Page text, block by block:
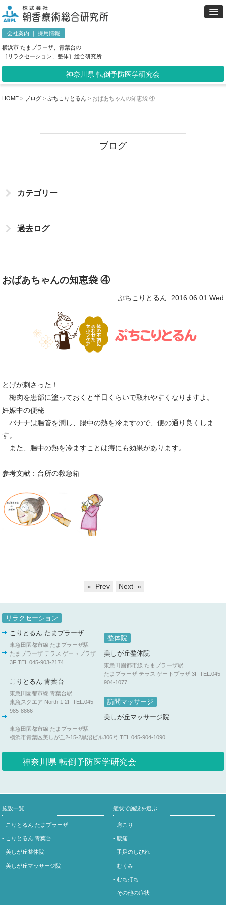
会社案内 ｜採用情報
横浜市 たまプラーザ、青葉台の
［リラクセーション、整体］総合研究所
神奈川県 転倒予防医学研究会
HOME > ブログ > ぷちこりとるん > おばあちゃんの知恵袋 ④
ブログ
カテゴリー
過去ログ
おばあちゃんの知恵袋 ④
ぷちこりとるん 2016.06.01 Wed
とげが刺さった！
あ梅肉を患部に塗っておくと半日くらいで取れやすくなりますよ。
妊娠中の便秘
あバナナは腸管を潤し、腸中の熱を冷ますので、便の通り良くしま
す。
また、腸中の熱を冷ますことは痔にも効果があります。
参考文献：台所の救急箱
« Prev Next »
リラクセーション
こりとるん たまプラーザ
東急田園都市線 たまプラーザ駅
たまプラーザ テラス ゲートプラザ
3FTEL.045-903-2174
こりとるん 青葉台
東急田園都市線 青葉台駅
東急スクエア North-1 2FTEL.045-
985-8866
整体院
美しが丘整体院
東急田園都市線 たまプラーザ駅
たまプラーザ テラス ゲートプラザ 3F TEL.045-
904-1077
訪問マッサージ
美しが丘マッサージ院
東急田園都市線 たまプラーザ駅
横浜市青葉区美しが丘2-15-2黒沼ビル306号 TEL.045-904-1090
神奈川県 転倒予防医学研究会
施設一覧
- こりとるん たまプラーザ
- こりとるん 青葉台
- 美しが丘整体院
- 美しが丘マッサージ院
症状で施設を選ぶ
- 肩こり
- 腰痛
- 手足のしびれ
- むくみ
- むち打ち
- その他の症状